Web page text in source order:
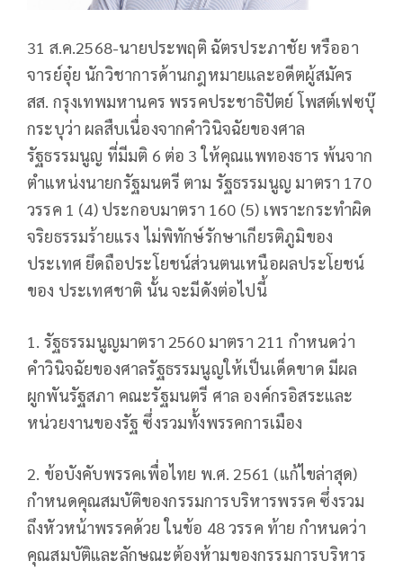
31 ส.ค.2568-นายประพฤติ ฉัตรประภาชัย หรืออา
จารย์อุ๋ย นักวิชาการด้านกฎหมายและอดีตผู้สมัคร
สส. กรุงเทพมหานคร พรรคประชาธิปัตย์ โพสต์เฟซบุ๊
กระบุว่า ผลสืบเนื่องจากคำวินิจฉัยของศาล
รัฐธรรมนูญ ที่มีมติ 6 ต่อ 3 ให้คุณแพทองธาร พ้นจาก
ตำแหน่งนายกรัฐมนตรี ตาม รัฐธรรมนูญ มาตรา 170
วรรค 1 (4) ประกอบมาตรา 160 (5) เพราะกระทำผิด
จริยธรรมร้ายแรง ไม่พิทักษ์รักษาเกียรติภูมิของ
ประเทศ ยึดถือประโยชน์ส่วนตนเหนือผลประโยชน์
ของ ประเทศชาติ นั้น จะมีดังต่อไปนี้
1. รัฐธรรมนูญมาตรา 2560 มาตรา 211 กำหนดว่า
คําวินิจฉัยของศาลรัฐธรรมนูญให้เป็นเด็ดขาด มีผล
ผูกพันรัฐสภา คณะรัฐมนตรี ศาล องค์กรอิสระและ
หน่วยงานของรัฐ ซึ่งรวมทั้งพรรคการเมือง
2. ข้อบังคับพรรคเพื่อไทย พ.ศ. 2561 (แก้ไขล่าสุด)
กำหนดคุณสมบัติของกรรมการบริหารพรรค ซึ่งรวม
ถึงหัวหน้าพรรคด้วย ในข้อ 48 วรรค ท้าย กำหนดว่า
คุณสมบัติและลักษณะต้องห้ามของกรรมการบริหาร